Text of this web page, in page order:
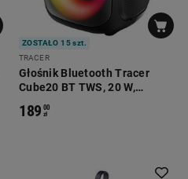
ZOSTAŁO 15 szt.
TRACER
Głośnik Bluetooth Tracer
Cube20 BT TWS, 20 W,
189 00
zł